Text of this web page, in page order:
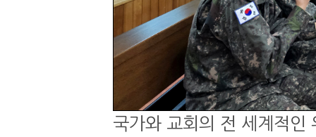
국가와 교회의 전 세계적인